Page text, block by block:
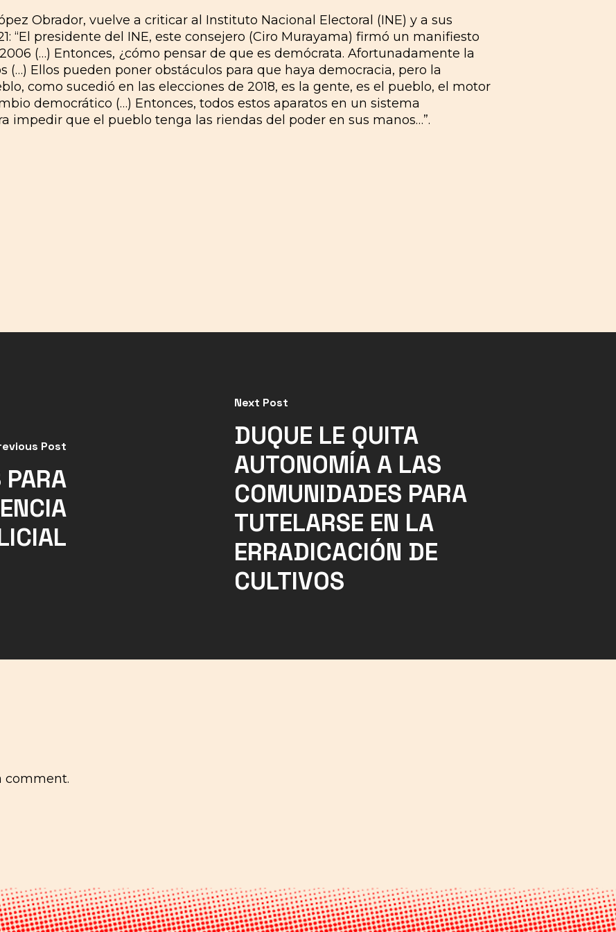
Obrador, vuelve a criticar al Instituto Nacional Electoral (INE) y a sus
“El presidente del INE, este consejero (Ciro Murayama) firmó un manifiesto
(…) Entonces, ¿cómo pensar de que es demócrata. Afortunadamente la
(…) Ellos pueden poner obstáculos para que haya democracia, pero la
como sucedió en las elecciones de 2018, es la gente, es el pueblo, el motor
democrático (…) Entonces, todos estos aparatos en un sistema
impedir que el pueblo tenga las riendas del poder en sus manos…”.
Post
PARA
Next Post
DUQUE LE QUITA
AUTONOMÍA A LAS
COMUNIDADES PARA
TUTELARSE EN LA
ERRADICACIÓN DE
CULTIVOS
comment.